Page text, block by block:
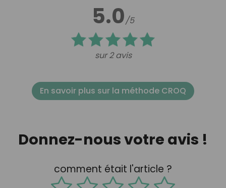
5.0/5
sur 2 avis
En savoir plus sur la méthode CROQ
Donnez-nous votre avis !
comment était l'article ?